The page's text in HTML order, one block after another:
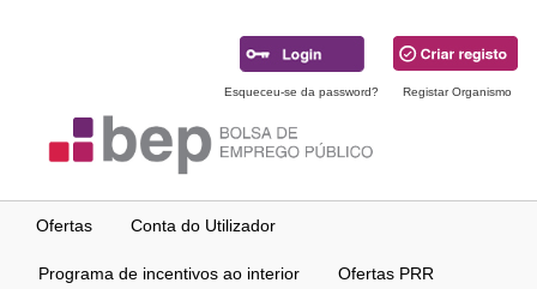
Esqueceu-se da password? Registar Organismo
Ofertas Conta do Utilizador
Programa de incentivos ao interior Ofertas PRR